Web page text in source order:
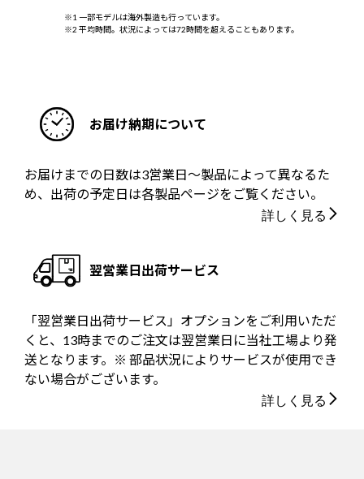
※1 一部モデルは海外製造も行っています。
※2 平均時間。状況によっては72時間を超えることもあります。
お届け納期について
お届けまでの日数は3営業日～製品によって異なるた
め、出荷の予定日は各製品ページをご覧ください。
詳しく見る
翌営業日出荷サービス
「翌営業日出荷サービス」オプションをご利用いただ
くと、13時までのご注文は翌営業日に当社工場より発
送となります。※ 部品状況によりサービスが使用でき
ない場合がございます。
詳しく見る